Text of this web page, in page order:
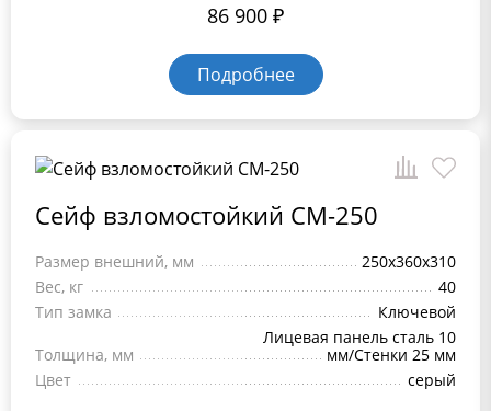
86 900 ₽
Подробнее
Сейф взломостойкий СМ-250
Размер внешний, мм
250x360x310
Вес, кг
40
Тип замка
Ключевой
Толщина, мм
Лицевая панель сталь 10
мм/Стенки 25 мм
Цвет
серый